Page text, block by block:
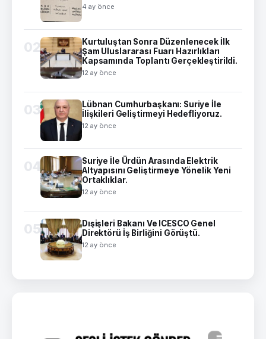
4 ay önce
02
Kurtuluştan Sonra Düzenlenecek İlk
Şam Uluslararası Fuarı Hazırlıkları
Kapsamında Toplantı Gerçekleştirildi.
12 ay önce
03
Lübnan Cumhurbaşkanı: Suriye İle
İlişkileri Geliştirmeyi Hedefliyoruz.
12 ay önce
04
Suriye İle Ürdün Arasında Elektrik
Altyapısını Geliştirmeye Yönelik Yeni
Ortaklıklar.
12 ay önce
05
Dışişleri Bakanı Ve ICESCO Genel
Direktörü İş Birliğini Görüştü.
12 ay önce